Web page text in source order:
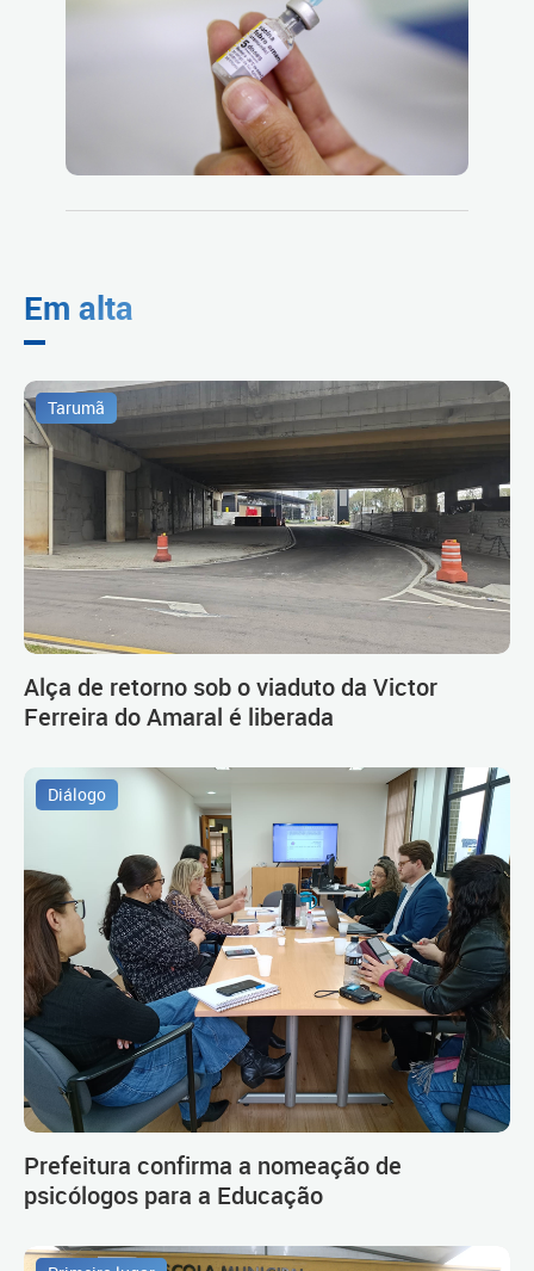
Em alta
Tarumã
Alça de retorno sob o viaduto da Victor
Ferreira do Amaral é liberada
Diálogo
Prefeitura confirma a nomeação de
psicólogos para a Educação